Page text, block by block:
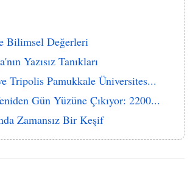
Bilimsel Değerleri
Yazısız Tanıkları
Tripolis Pamukkale Üniversites...
Gün Yüzüne Çıkıyor: 2200...
Zamansız Bir Keşif